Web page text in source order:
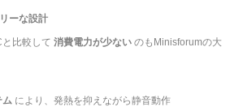
ーな設計
比較して 消費電力が少ない のもMinisforumの大
ム により、発熱を抑えながら静音動作